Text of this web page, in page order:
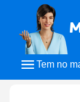
Tem no